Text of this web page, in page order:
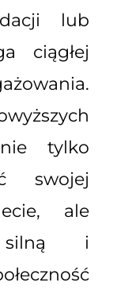
lub
ciągłej
tylko
swojej
ale
silną i